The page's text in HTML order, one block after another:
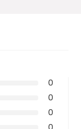
0
0
0